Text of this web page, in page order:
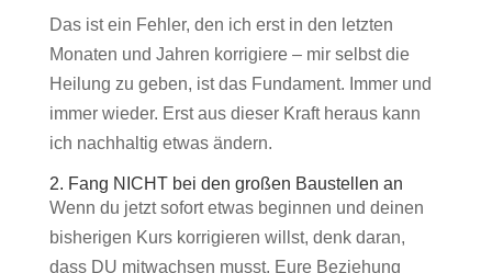
Das ist ein Fehler, den ich erst in den letzten
Monaten und Jahren korrigiere – mir selbst die
Heilung zu geben, ist das Fundament. Immer und
immer wieder. Erst aus dieser Kraft heraus kann
ich nachhaltig etwas ändern.
2. Fang NICHT bei den großen Baustellen an
Wenn du jetzt sofort etwas beginnen und deinen
bisherigen Kurs korrigieren willst, denk daran,
dass DU mitwachsen musst. Eure Beziehung